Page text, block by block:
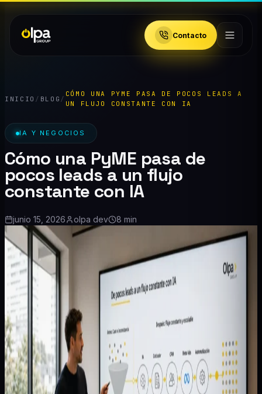
Contacto
INICIO / BLOG /
CÓMO UNA PYME PASA DE POCOS LEADS A
UN FLUJO CONSTANTE CON IA
IA Y NEGOCIOS
Cómo una PyME pasa de
pocos leads a un flujo
constante con IA
junio 15, 2026 olpa dev 8 min